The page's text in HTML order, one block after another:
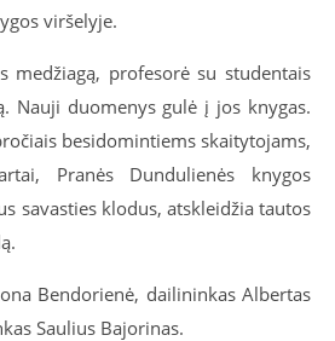
viršelyje.
medžiagą, profesorė su studentais
Nauji duomenys gulė į jos knygas.
besidomintiems skaitytojams,
Pranės Dundulienės knygos
savasties klodus, atskleidžia tautos
Bendorienė, dailininkas Albertas
Saulius Bajorinas.